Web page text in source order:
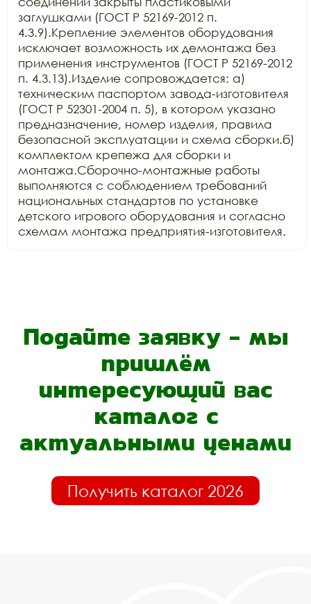
заглушками (ГОСТ Р 52169-2012 п.
4.3.9).Крепление элементов оборудования
исключает возможность их демонтажа без
применения инструментов (ГОСТ Р 52169-2012
п. 4.3.13).Изделие сопровождается: а)
техническим паспортом завода-изготовителя
(ГОСТ Р 52301-2004 п. 5), в котором указано
предназначение, номер изделия, правила
безопасной эксплуатации и схема сборки.б)
комплектом крепежа для сборки и
монтажа.Сборочно-монтажные работы
выполняются с соблюдением требований
национальных стандартов по установке
детского игрового оборудования и согласно
схемам монтажа предприятия-изготовителя.
Подайте заявку - мы
пришлём
интересующий вас
каталог с
актуальными ценами
Получить каталог 2026